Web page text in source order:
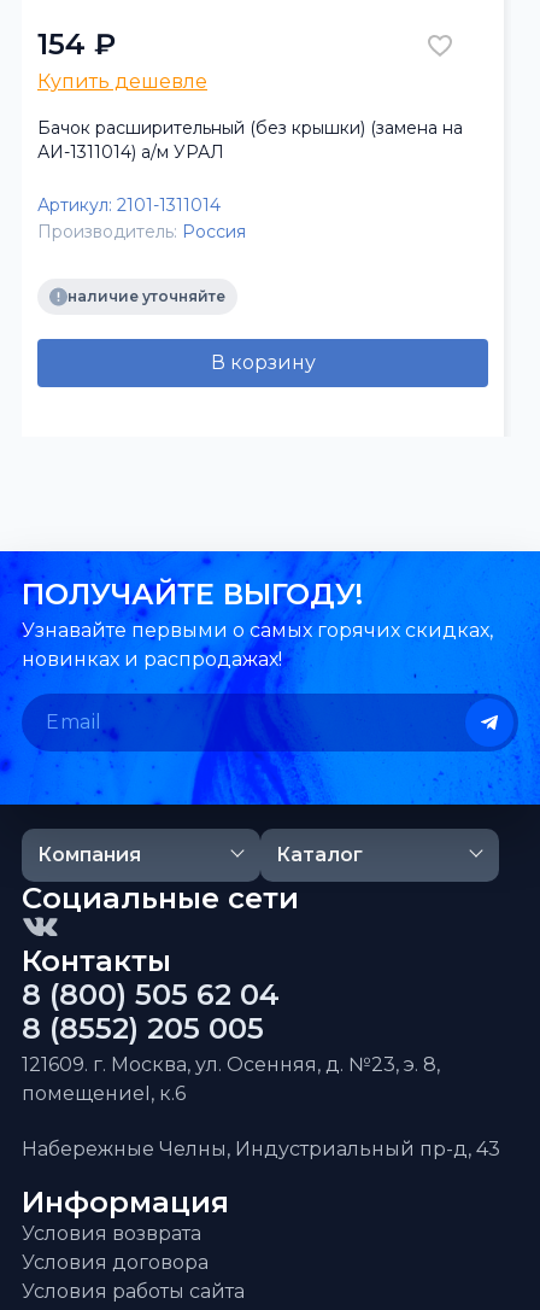
154 ₽
Купить дешевле
Бачок расширительный (без крышки) (замена на
АИ-1311014) а/м УРАЛ
Артикул: 2101-1311014
Производитель: Россия
наличие уточняйте
В корзину
ПОЛУЧАЙТЕ ВЫГОДУ!
Узнавайте первыми о самых горячих скидках,
новинках и распродажах!
Компания Каталог
Информация
Условия возврата
Условия договора
Условия работы сайта
Контакты
8 (800) 505 62 04
8 (8552) 205 005
121609. г. Москва, ул. Осенняя, д. №23, э. 8,
помещениеI, к.6
Набережные Челны, Индустриальный пр-д, 43
Социальные сети